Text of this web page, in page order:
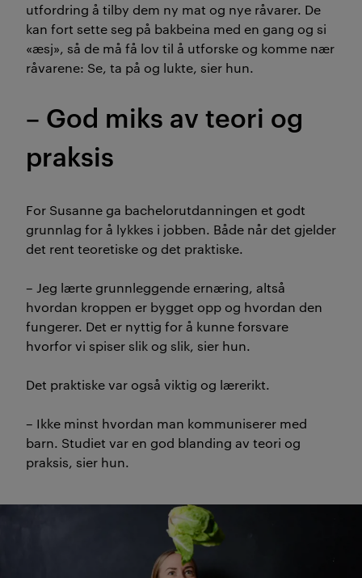
utfordring å tilby dem ny mat og nye råvarer. De
kan fort sette seg på bakbeina med en gang og si
«æsj», så de må få lov til å utforske og komme nær
råvarene: Se, ta på og lukte, sier hun.
– God miks av teori og
praksis
For Susanne ga bachelorutdanningen et godt
grunnlag for å lykkes i jobben. Både når det gjelder
det rent teoretiske og det praktiske.
– Jeg lærte grunnleggende ernæring, altså
hvordan kroppen er bygget opp og hvordan den
fungerer. Det er nyttig for å kunne forsvare
hvorfor vi spiser slik og slik, sier hun.
Det praktiske var også viktig og lærerikt.
– Ikke minst hvordan man kommuniserer med
barn. Studiet var en god blanding av teori og
praksis, sier hun.